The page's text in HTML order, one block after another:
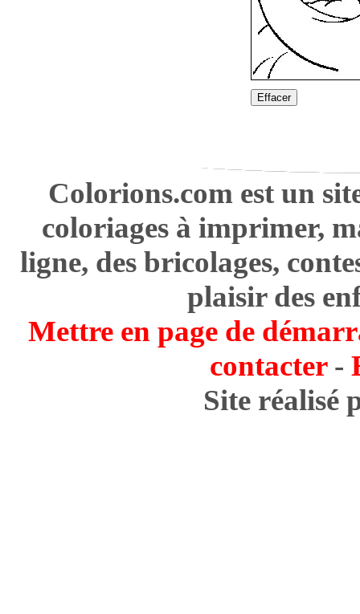
Effacer
Colorions.com est un
coloriages à imprimer,
ligne, des bricolages,
plaisir des
Mettre en page de
contacter-
Site réalisé